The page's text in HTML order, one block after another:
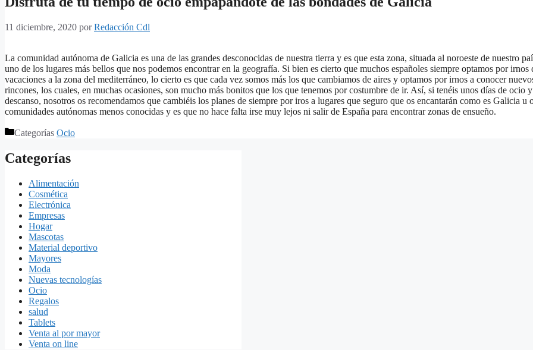
11 diciembre, 2020 porRedacción Cdl
La comunidad autónoma de Galicia es una de las grandes desconocidas de nuestra tierra y es que esta zona, situada al noroeste de nuestro
uno de los lugares más bellos que nos podemos encontrar en la geografía. Si bien es cierto que muchos españoles siempre optamos por irnos
vacaciones a la zona del mediterráneo, lo cierto es que cada vez somos más los que cambiamos de aires y optamos por irnos a conocer
rincones, los cuales, en muchas ocasiones, son mucho más bonitos que los que tenemos por costumbre de ir. Así, si tenéis unos días de ocio y
descanso, nosotros os recomendamos que cambiéis los planes de siempre por iros a lugares que seguro que os encantarán como es Galicia u
comunidades autónomas menos conocidas y es que no hace falta irse muy lejos ni salir de España para encontrar zonas de ensueño.
Categorías Ocio
Categorías
Alimentación
Cosmética
Electrónica
Empresas
Hogar
Mascotas
Material deportivo
Mayores
Moda
Nuevas tecnologías
Ocio
Regalos
salud
Tablets
Venta al por mayor
Venta on line